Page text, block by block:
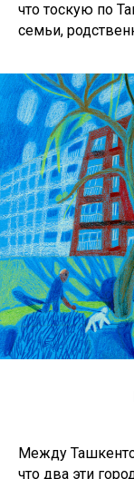
что тоскую по
семьи,
Между
что два эти